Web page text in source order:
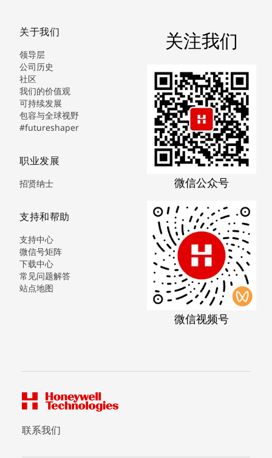
关于我们
领导层
公司历史
社区
我们的价值观
可持续发展
包容与全球视野
#futureshaper
职业发展
招贤纳士
支持和帮助
支持中心
微信号矩阵
下载中心
常见问题解答
站点地图
关注我们
微信公众号
微信视频号
联系我们